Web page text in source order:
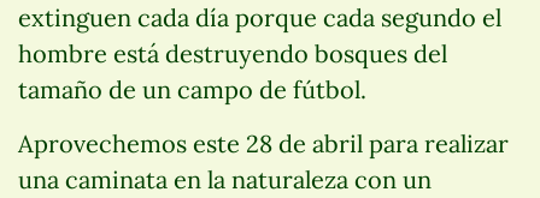
extinguen cada día porque cada segundo el
hombre está destruyendo bosques del
tamaño de un campo de fútbol.
Aprovechemos este 28 de abril para realizar
una caminata en la naturaleza con un